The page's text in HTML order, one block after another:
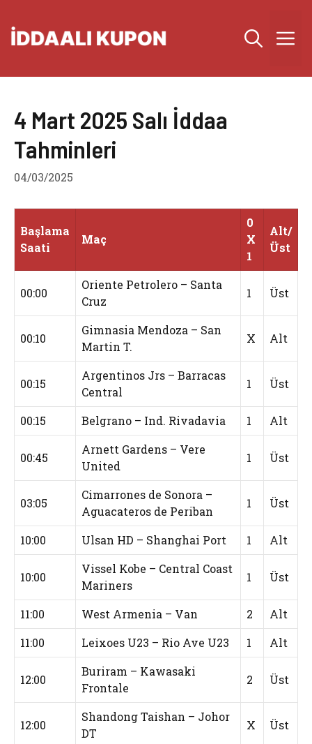
atla
4 Mart 2025 Salı İddaa
Tahminleri
04/03/2025
Başlama
Saati
Maç
0
X
1
Alt/
Üst
00:00
Oriente Petrolero – Santa
Cruz
1 Üst
00:10
Gimnasia Mendoza – San
Martin T.
X Alt
00:15
Argentinos Jrs – Barracas
Central
1 Üst
00:15 Belgrano – Ind. Rivadavia 1 Alt
00:45
Arnett Gardens – Vere
United
1 Üst
03:05
Cimarrones de Sonora –
Aguacateros de Periban
1 Üst
10:00 Ulsan HD – Shanghai Port 1 Alt
10:00
Vissel Kobe – Central Coast
Mariners
1 Üst
11:00 West Armenia – Van 2
Alt
11:00
Leixoes U23 – Rio Ave U23 1 Alt
12:00
Buriram – Kawasaki
Frontale
2 Üst
12:00
Shandong Taishan – Johor
DT
X Üst